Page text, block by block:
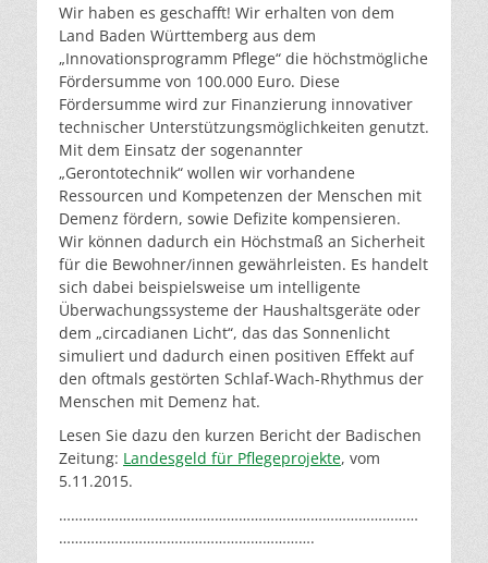
Wir haben es geschafft! Wir erhalten von dem
Land Baden Württemberg aus dem
„Innovationsprogramm Pflege“ die höchstmögliche
Fördersumme von 100.000 Euro. Diese
Fördersumme wird zur Finanzierung innovativer
technischer Unterstützungsmöglichkeiten genutzt.
Mit dem Einsatz der sogenannter
„Gerontotechnik“ wollen wir vorhandene
Ressourcen und Kompetenzen der Menschen mit
Demenz fördern, sowie Defizite kompensieren.
Wir können dadurch ein Höchstmaß an Sicherheit
für die Bewohner/innen gewährleisten. Es handelt
sich dabei beispielsweise um intelligente
Überwachungssysteme der Haushaltsgeräte oder
dem „circadianen Licht“, das das Sonnenlicht
simuliert und dadurch einen positiven Effekt auf
den oftmals gestörten Schlaf-Wach-Rhythmus der
Menschen mit Demenz hat.
Lesen Sie dazu den kurzen Bericht der Badischen
Zeitung: Landesgeld für Pflegeprojekte, vom
5.11.2015.
………………………………………………………………………………
……………………………………………………….